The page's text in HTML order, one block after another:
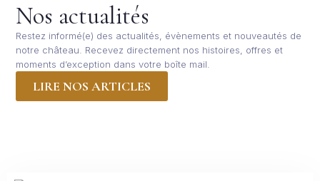
Nos actualités
Restez informé(e) des actualités, évènements et nouveautés de
notre château. Recevez directement nos histoires, offres et
moments d’exception dans votre boîte mail.
LIRE NOS ARTICLES